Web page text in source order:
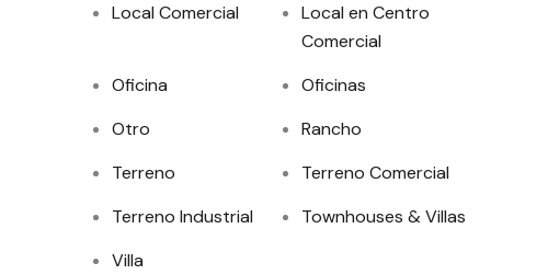
Local Comercial
Local en Centro
Comercial
Oficina
Oficinas
Otro
Rancho
Terreno
Terreno Comercial
Terreno Industrial
Townhouses & Villas
Villa